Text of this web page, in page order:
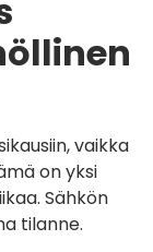
vaikka
on yksi
Sähkön
tilanne.